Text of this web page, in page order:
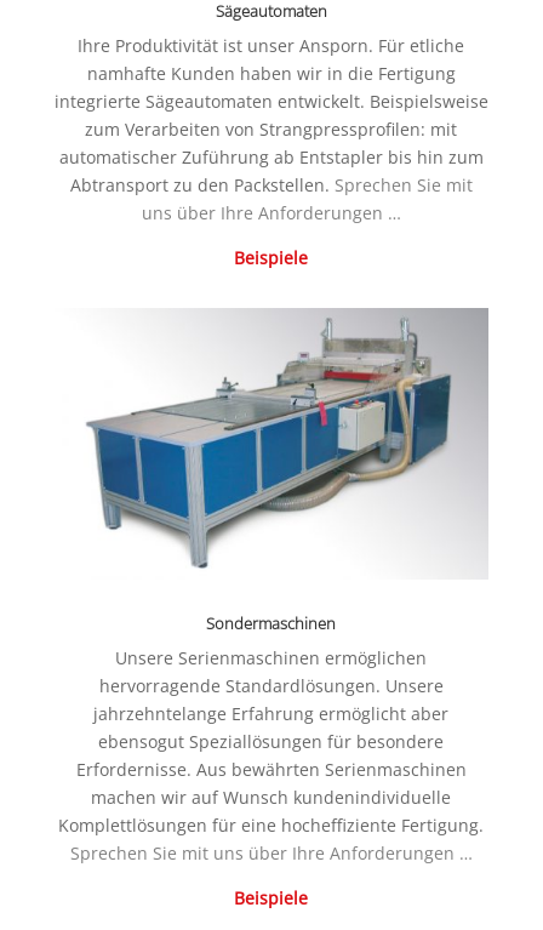
Sägeautomaten
Ihre Produktivität ist unser Ansporn. Für etliche
namhafte Kunden haben wir in die Fertigung
integrierte Sägeautomaten entwickelt. Beispielsweise
zum Verarbeiten von Strangpressprofilen: mit
automatischer Zuführung ab Entstapler bis hin zum
Abtransport zu den Packstellen. Sprechen Sie mit
uns über Ihre Anforderungen …
Beispiele
Sondermaschinen
Unsere Serienmaschinen ermöglichen
hervorragende Standardlösungen. Unsere
jahrzehntelange Erfahrung ermöglicht aber
ebensogut Speziallösungen für besondere
Erfordernisse. Aus bewährten Serienmaschinen
machen wir auf Wunsch kundenindividuelle
Komplettlösungen für eine hocheffiziente Fertigung.
Sprechen Sie mit uns über Ihre Anforderungen …
Beispiele